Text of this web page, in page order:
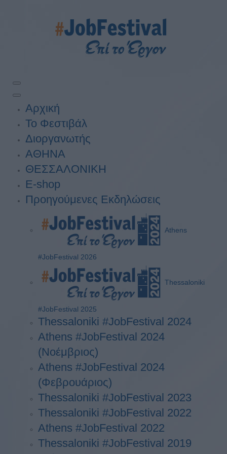
Αρχική
Το Φεστιβάλ
Διοργανωτής
ΑΘΗΝΑ
ΘΕΣΣΑΛΟΝΙΚΗ
E-shop
Προηγούμενες Εκδηλώσεις
Athens
#JobFestival 2026
Thessaloniki
#JobFestival 2025
Thessaloniki #JobFestival 2024
Athens #JobFestival 2024
(Νοέμβριος)
Athens #JobFestival 2024
(Φεβρουάριος)
Thessaloniki #JobFestival 2023
Thessaloniki #JobFestival 2022
Athens #JobFestival 2022
Thessaloniki #JobFestival 2019